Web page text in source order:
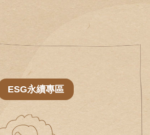
ESG永續專區